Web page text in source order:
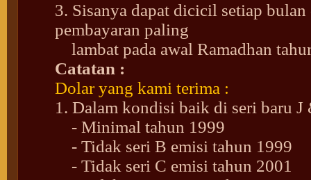
3. Sisanya dapat dicicil setiap bulan
pembayaran paling
lambat pada awal Ramadhan
Catatan :
Dolar yang kami terima :
1. Dalam kondisi baik di seri baru J
- Minimal tahun 1999
- Tidak seri B emisi tahun 1999
- Tidak seri C emisi tahun 2001